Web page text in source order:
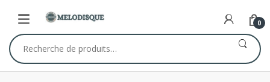
navigation
content
0
Recherche
pour :